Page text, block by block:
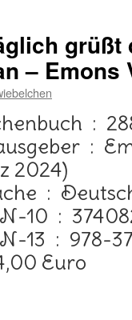
grüßt
– Emons
: ‎ Emons Verlag (21.
2024)
Sprache ‏ :
ISBN-10 ‏ :
ISBN-13 ‏ :
Euro